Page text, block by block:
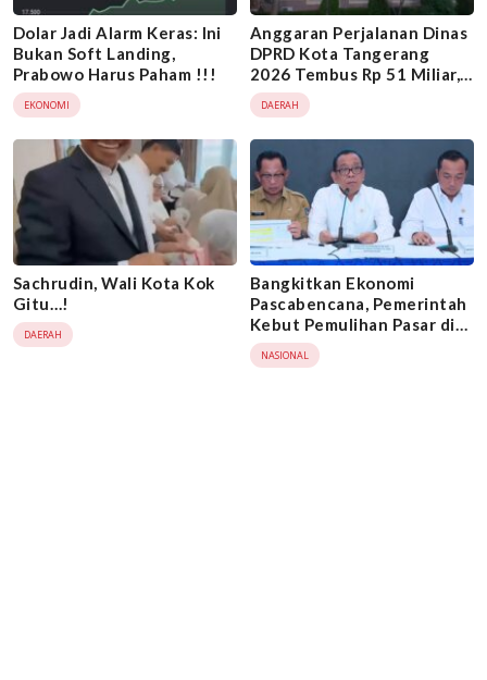
Dolar Jadi Alarm Keras: Ini
Bukan Soft Landing,
Prabowo Harus Paham !!!
EKONOMI
Anggaran Perjalanan Dinas
DPRD Kota Tangerang
2026 Tembus Rp 51 Miliar,
Jadi Sorotan di Tengah
Kontroversi Tablet Mewah
DAERAH
Sachrudin, Wali Kota Kok
Gitu…!
DAERAH
Bangkitkan Ekonomi
Pascabencana, Pemerintah
Kebut Pemulihan Pasar di
Aceh, Sumut, dan Sumbar
NASIONAL